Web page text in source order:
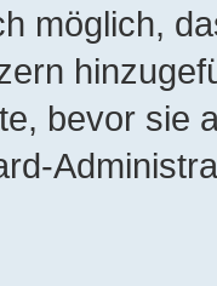
möglich,
bevor sie